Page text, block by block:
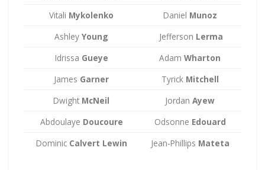
Vitali Mykolenko Daniel Munoz
Ashley Young Jefferson Lerma
Idrissa Gueye Adam Wharton
James Garner Tyrick Mitchell
Dwight McNeil Jordan Ayew
Abdoulaye Doucoure Odsonne Edouard
Dominic Calvert Lewin Jean-Phillips Mateta